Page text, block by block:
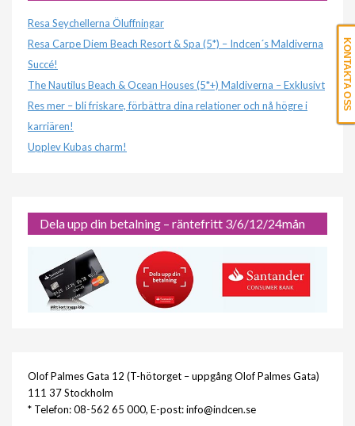
Resa Seychellerna Öluffningar
Resa Carpe Diem Beach Resort & Spa (5*) – Indcen´s Maldiverna
Succé!
The Nautilus Beach & Ocean Houses (5*+) Maldiverna – Exklusivt
Res mer – bli friskare, förbättra dina relationer och nå högre i
karriären!
Upplev Kubas charm!
Dela upp din betalning – räntefritt 3/6/12/24mån
Olof Palmes Gata 12 (T-hötorget – uppgång Olof Palmes Gata)
111 37 Stockholm
* Telefon: 08-562 65 000, E-post: info@indcen.se
KONTAKTA OSS